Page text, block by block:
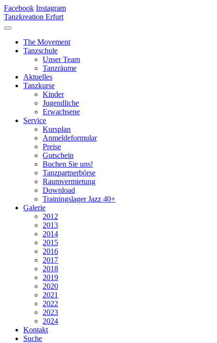
Facebook Instagram
Tanzkreation Erfurt
The Movement
Tanzschule
Unser Team
Tanzräume
Aktuelles
Tanzkurse
Kinder
Jugendliche
Erwachsene
Service
Kursplan
Anmeldeformular
Preise
Gutschein
Buchen Sie uns!
Tanzpartnerbörse
Raumvermietung
Download
Trainingslager Jazz 40+
Galerie
2012
2013
2014
2015
2016
2017
2018
2019
2020
2021
2022
2023
2024
Kontakt
Suche